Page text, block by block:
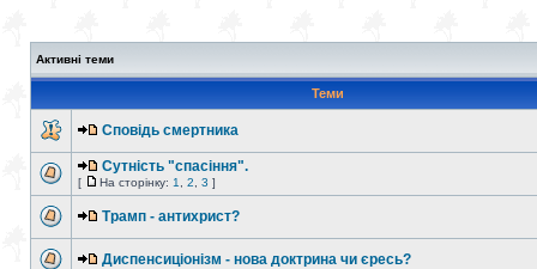
Активні теми
Теми
Сповідь смертника
Сутність "спасіння".
[ На сторінку: 1 2 3 ]
Трамп - антихрист?
Диспенсиціонізм - нова доктрина чи єресь?